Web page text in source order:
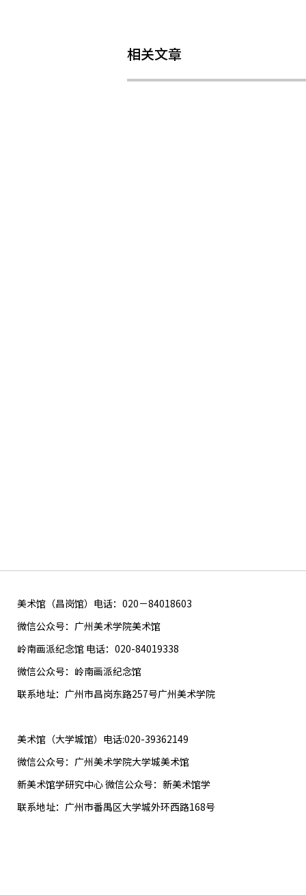
相关文章
美术馆（昌岗馆）电话：020－84018603
微信公众号：广州美术学院美术馆
岭南画派纪念馆 电话：020-84019338
微信公众号：岭南画派纪念馆
联系地址：广州市昌岗东路257号广州美术学院
美术馆（大学城馆）电话:020-39362149
微信公众号：广州美术学院大学城美术馆
新美术馆学研究中心 微信公众号：新美术馆学
联系地址：广州市番禺区大学城外环西路168号